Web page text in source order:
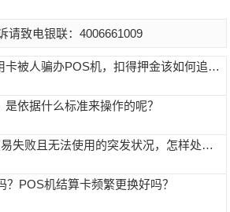
请致电银联：4006661009
最近常见套路：办信用卡被人骗办POS机，扣得押金该如何追回？
依据什么标准来操作的呢？
若遭遇pos机大规模交易失败且无法使用的突发状况，怎样处理才是正确的？
？POS机结算卡频繁更换好吗？